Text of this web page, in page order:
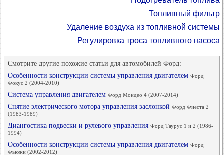
Топливный фильтр
Удаление воздуха из топливной системы
Регулировка троса топливного насоса
Смотрите другие похожие статьи для автомобилей Форд:
Особенности конструкции системы управления двигателем Форд
Фокус 2 (2004-2010)
Система управления двигателем Форд Мондео 4 (2007-2014)
Снятие электрического мотора управления заслонкой Форд Фиеста 2
(1983-1989)
Диангостика подвески и рулевого управления Форд Таурус 1 и 2 (1986-
1994)
Особенности конструкции системы управления двигателем Форд
Фьюжн (2002-2012)